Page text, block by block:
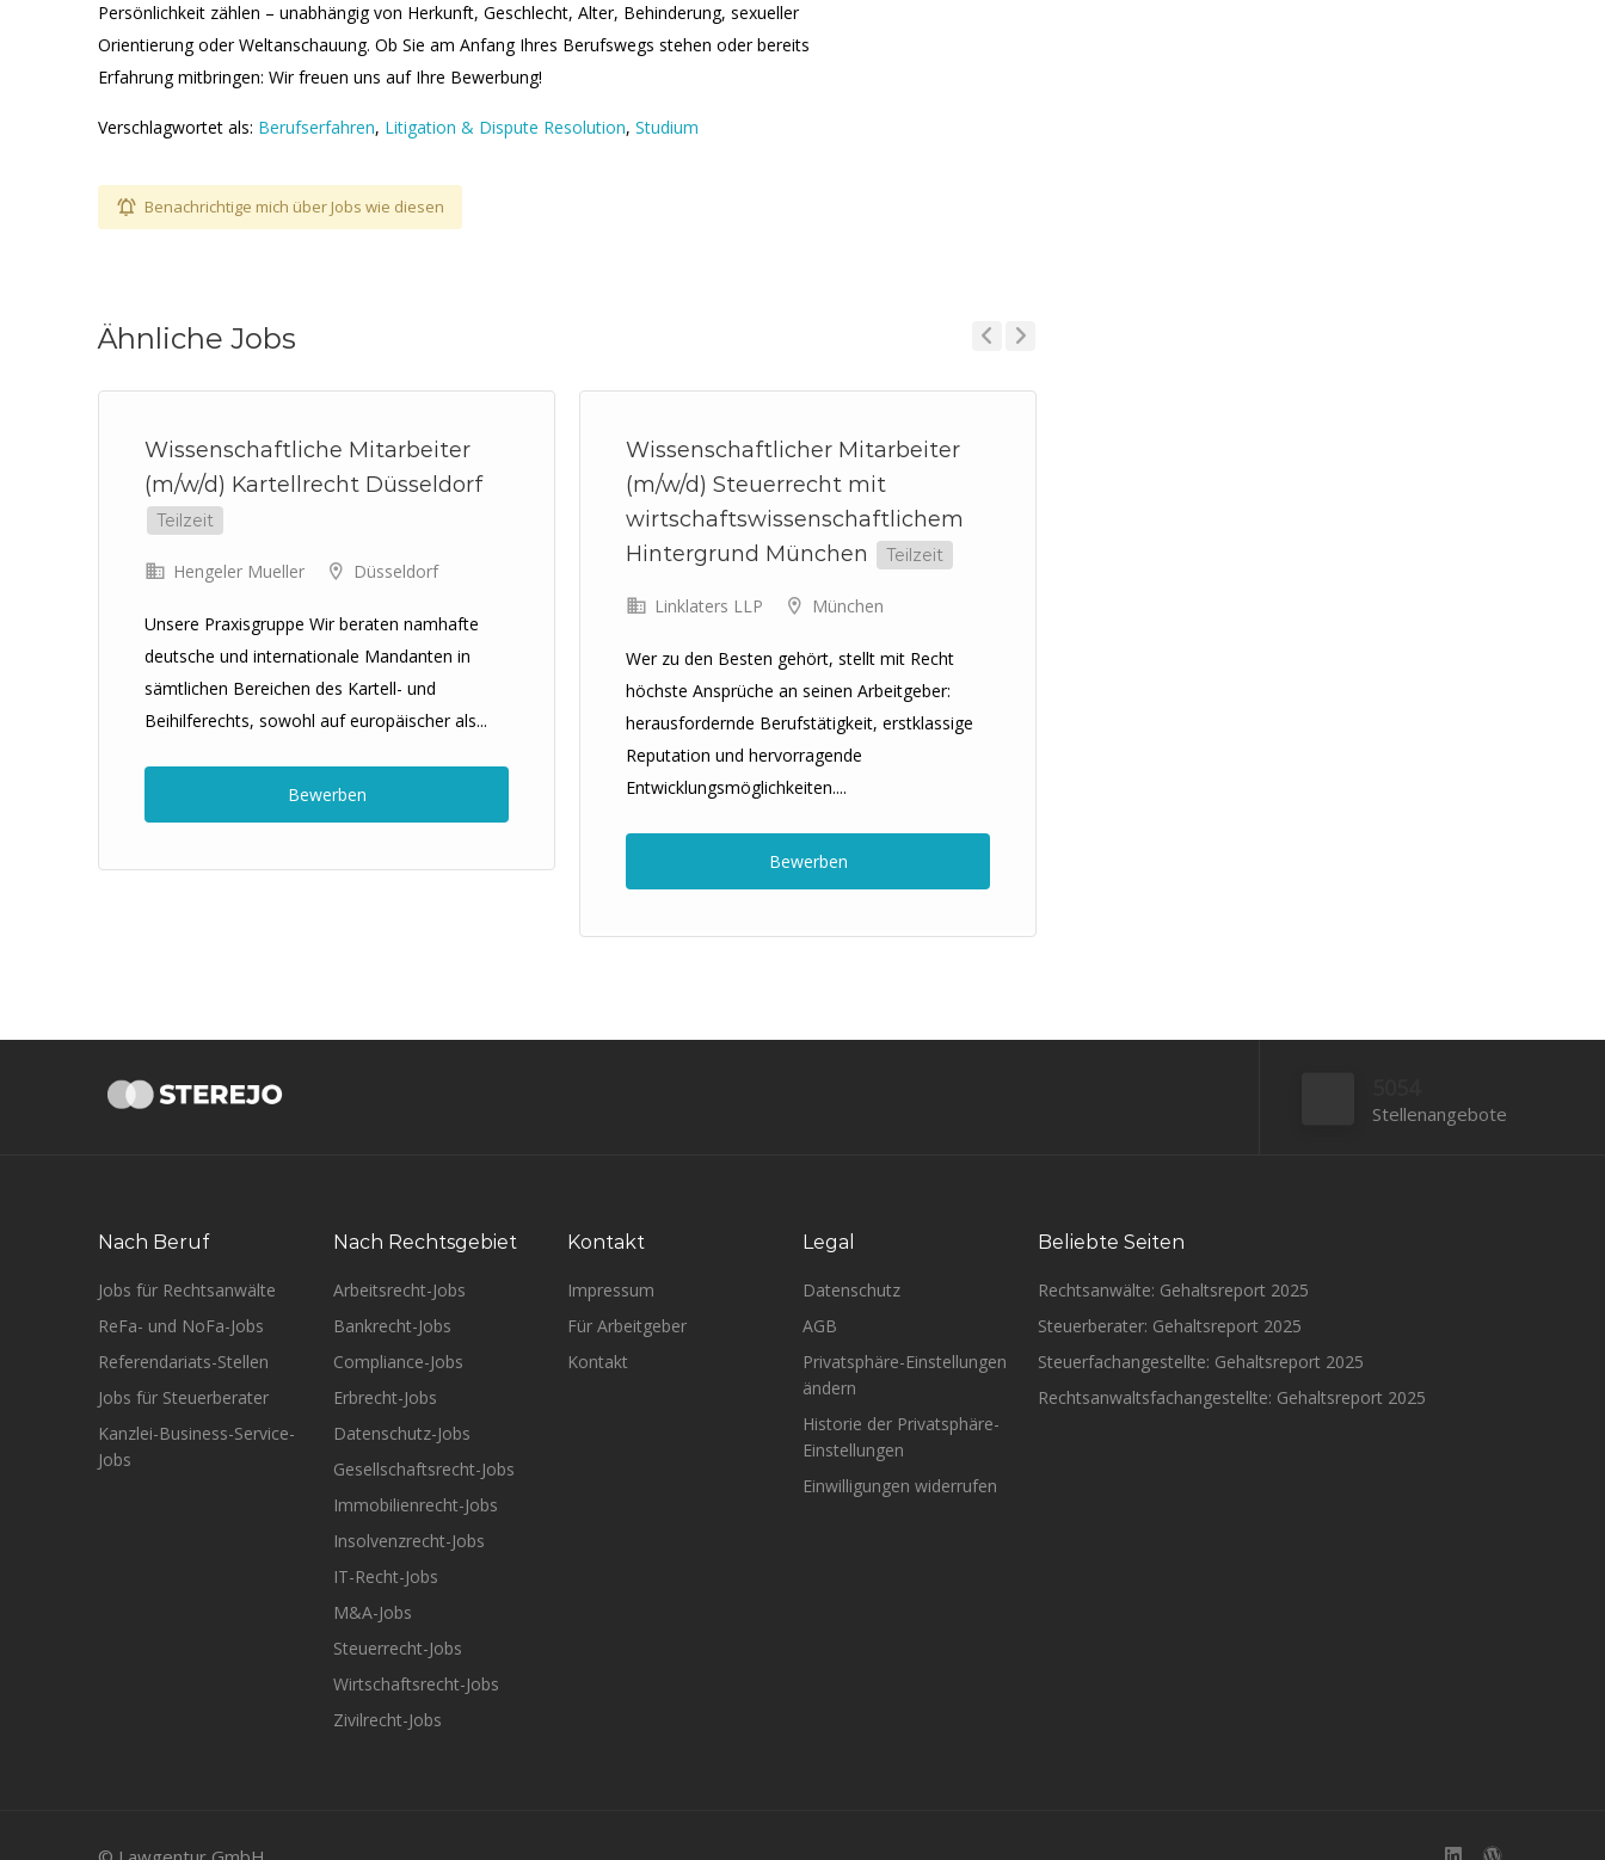
Persönlichkeit zählen – unabhängig von Herkunft, Geschlecht, Alter, Behinderung, sexueller
Orientierung oder Weltanschauung. Ob Sie am Anfang Ihres Berufswegs stehen oder bereits
Erfahrung mitbringen: Wir freuen uns auf Ihre Bewerbung!
Verschlagwortet als: Berufserfahren, Litigation & Dispute Resolution, Studium
Benachrichtige mich über Jobs wie diesen
Ähnliche Jobs
Wissenschaftliche Mitarbeiter
(m/w/d) Kartellrecht Düsseldorf
Teilzeit
Hengeler Mueller Düsseldorf
Unsere Praxisgruppe Wir beraten namhafte
deutsche und internationale Mandanten in
sämtlichen Bereichen des Kartell- und
Beihilferechts, sowohl auf europäischer als...
Bewerben
Wissenschaftlicher Mitarbeiter
(m/w/d) Steuerrecht mit
wirtschaftswissenschaftlichem
Hintergrund München
Teilzeit
Linklaters LLP München
Wer zu den Besten gehört, stellt mit Recht
höchste Ansprüche an seinen Arbeitgeber:
herausfordernde Berufstätigkeit, erstklassige
Reputation und hervorragende
Entwicklungsmöglichkeiten....
Bewerben
Stellenangebote
Nach Beruf
Jobs für Rechtsanwälte
ReFa- und NoFa-Jobs
Referendariats-Stellen
Jobs für Steuerberater
Kanzlei-Business-Service-
Jobs
Nach Rechtsgebiet
Arbeitsrecht-Jobs
Bankrecht-Jobs
Compliance-Jobs
Erbrecht-Jobs
Datenschutz-Jobs
Gesellschaftsrecht-Jobs
Immobilienrecht-Jobs
Insolvenzrecht-Jobs
IT-Recht-Jobs
M&A-Jobs
Steuerrecht-Jobs
Wirtschaftsrecht-Jobs
Zivilrecht-Jobs
Kontakt
Impressum
Für Arbeitgeber
Kontakt
Legal
Datenschutz
AGB
Privatsphäre-Einstellungen
ändern
Historie der Privatsphäre-
Einstellungen
Einwilligungen widerrufen
Beliebte Seiten
Rechtsanwälte: Gehaltsreport 2025
Steuerberater: Gehaltsreport 2025
Steuerfachangestellte: Gehaltsreport 2025
Rechtsanwaltsfachangestellte: Gehaltsreport 2025